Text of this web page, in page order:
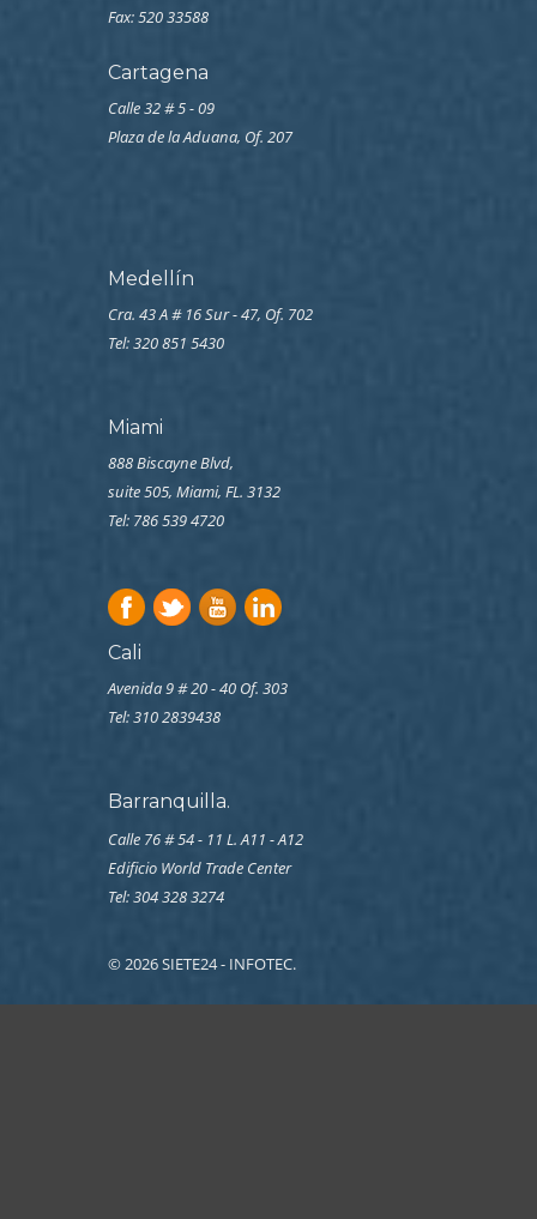
Fax: 520 33588
Cartagena
Calle 32 # 5 - 09
Plaza de la Aduana, Of. 207
Medellín
Cra. 43 A # 16 Sur - 47, Of. 702
Tel: 320 851 5430
Miami
888 Biscayne Blvd,
suite 505, Miami, FL. 3132
Tel: 786 539 4720
Cali
Avenida 9 # 20 - 40 Of. 303
Tel:310 2839438
Barranquilla.
Calle 76 # 54 - 11 L. A11 - A12
Edificio World Trade Center
Tel: 304 328 3274
© 2026 SIETE24 - INFOTEC.